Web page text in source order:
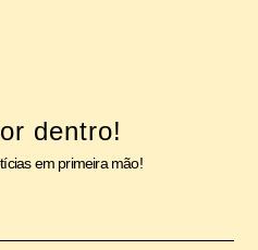
dentro!
em primeira mão!